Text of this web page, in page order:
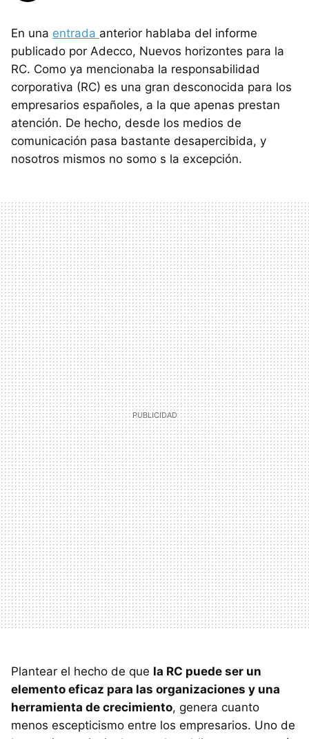
En una entrada anterior hablaba del informe
publicado por Adecco, Nuevos horizontes para la
RC. Como ya mencionaba la responsabilidad
corporativa (RC) es una gran desconocida para los
empresarios españoles, a la que apenas prestan
atención. De hecho, desde los medios de
comunicación pasa bastante desapercibida, y
nosotros mismos no somo s la excepción.
Plantear el hecho de que la RC puede ser un
elemento eficaz para las organizaciones y una
herramienta de crecimiento, genera cuanto
menos escepticismo entre los empresarios. Uno de